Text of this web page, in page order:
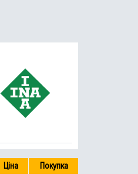
Ціна Покупка